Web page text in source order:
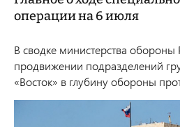
операции на 6 июля
В сводке министерства обороны
продвижении подразделений
«Восток» в глубину обороны